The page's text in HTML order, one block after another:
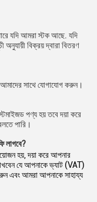
যদি আমরা স্টক আছে. যদি
অনুযায়ী বিক্রয় দ্বারা বিতরণ
সাথে যোগাযোগ করুন।
পণ্য হয় তবে দয়া করে
পারি।
লাগবে?
হয়, দয়া করে আপনার
যে আপনাকে ভ্যাট (VAT)
এবং আমরা আপনাকে সাহায্য